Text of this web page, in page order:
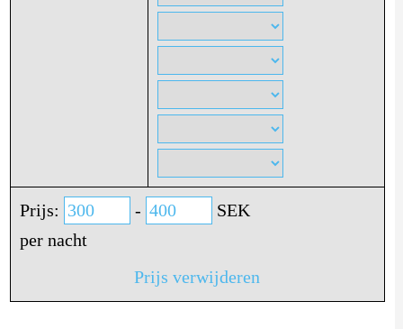
Prijs: -
SEK
per nacht
Prijs verwijderen